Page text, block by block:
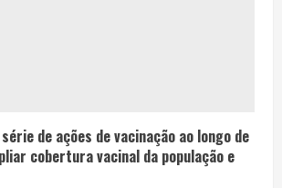
de ações de vacinação ao longo de
cobertura vacinal da população e